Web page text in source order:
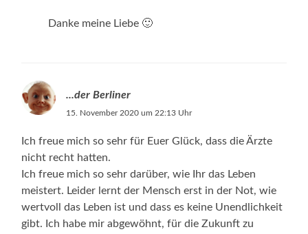
Danke meine Liebe 🙂
...der Berliner
15. November 2020 um 22:13 Uhr
Ich freue mich so sehr für Euer Glück, dass die Ärzte
nicht recht hatten.
Ich freue mich so sehr darüber, wie Ihr das Leben
meistert. Leider lernt der Mensch erst in der Not, wie
wertvoll das Leben ist und dass es keine Unendlichkeit
gibt. Ich habe mir abgewöhnt, für die Zukunft zu